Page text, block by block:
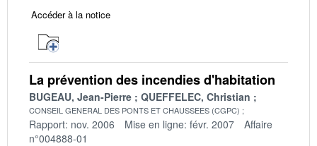
Accéder à la notice
La prévention des incendies d'habitation
BUGEAU, Jean-Pierre QUEFFELEC, Christian
CONSEIL GENERAL DES PONTS ET CHAUSSEES (CGPC)
Rapport: nov. 2006 Mise en ligne: févr. 2007
Affaire
n°004888-01